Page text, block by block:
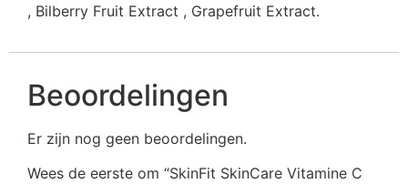
, Bilberry Fruit Extract , Grapefruit Extract.
Beoordelingen
Er zijn nog geen beoordelingen.
Wees de eerste om “SkinFit SkinCare Vitamine C